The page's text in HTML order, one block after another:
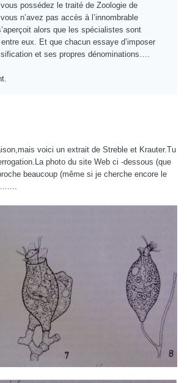
possédez le traité de Zoologie de
n’avez pas accès à l’innombrable
alors que les spécialistes sont
eux. Et que chacun essaye d’imposer
et ses propres dénominations….
voici un extrait de Streble et Krauter.Tu
photo du site Web ci -dessous (que
beaucoup (même si je cherche encore le